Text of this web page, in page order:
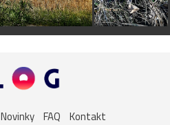
Novinky FAQ Kontakt